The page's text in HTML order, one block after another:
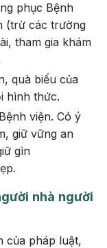
phục Bệnh
(trừ các trường
tham gia khám
quà biếu của
hình thức.
viện. Có ý
giữ vững an
gìn
nhà người
của pháp luật,